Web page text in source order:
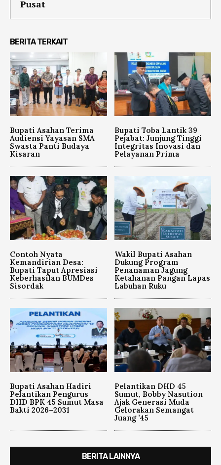
Pusat
BERITA TERKAIT
Bupati Asahan Terima
Audiensi Yayasan SMA
Swasta Panti Budaya
Kisaran
Bupati Toba Lantik 39
Pejabat: Junjung Tinggi
Integritas Inovasi dan
Pelayanan Prima
Contoh Nyata
Kemandirian Desa:
Bupati Taput Apresiasi
Keberhasilan BUMDes
Sisordak
Wakil Bupati Asahan
Dukung Program
Penanaman Jagung
Ketahanan Pangan Lapas
Labuhan Ruku
Bupati Asahan Hadiri
Pelantikan Pengurus
DHD BPK 45 Sumut Masa
Bakti 2026–2031
Pelantikan DHD 45
Sumut, Bobby Nasution
Ajak Generasi Muda
Gelorakan Semangat
Juang ’45
BERITA LAINNYA